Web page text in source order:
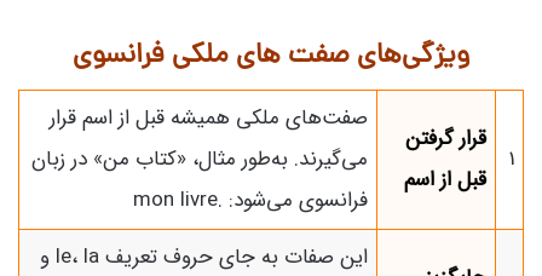
ویژگی‌های صفت های ملکی فرانسوی
1
قرار گرفتن
قبل از اسم
صفت‌های ملکی همیشه قبل از اسم قرار
می‌گیرند. به‌طور مثال، «کتاب من» در زبان
فرانسوی می‌شود: .mon livre
این صفات به جای حروف تعریف le، la و